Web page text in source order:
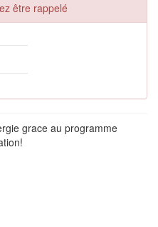
être rappelé
grace au programme